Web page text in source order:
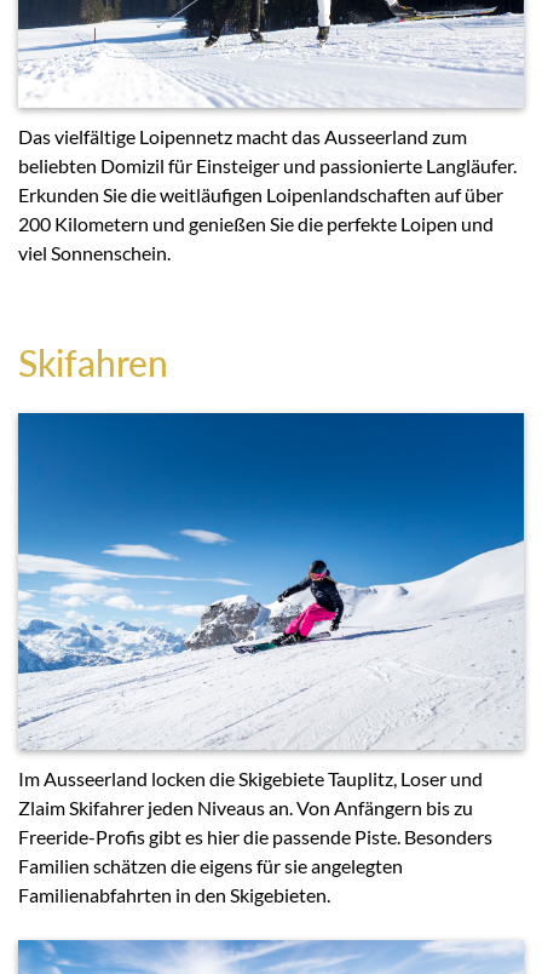
Das vielfältige Loipennetz macht das Ausseerland zum
beliebten Domizil für Einsteiger und passionierte Langläufer.
Erkunden Sie die weitläufigen Loipenlandschaften auf über
200 Kilometern und genießen Sie die perfekte Loipen und
viel Sonnenschein.
Skifahren
Im Ausseerland locken die Skigebiete Tauplitz, Loser und
Zlaim Skifahrer jeden Niveaus an. Von Anfängern bis zu
Freeride-Profis gibt es hier die passende Piste. Besonders
Familien schätzen die eigens für sie angelegten
Familienabfahrten in den Skigebieten.